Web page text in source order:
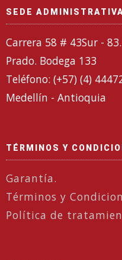
SEDE ADMINISTRATIVA
Carrera 58 # 43Sur -
Prado. Bodega 133
Teléfono: (+57) (4)
Medellín - Antioquia
TÉRMINOS Y
Garantía.
Términos y
Política de